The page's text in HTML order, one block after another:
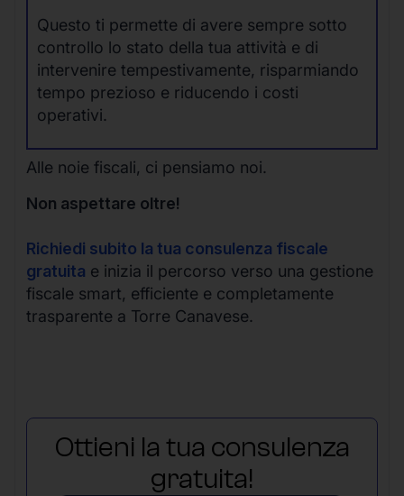
Questo ti permette di avere sempre sotto
controllo lo stato della tua attività e di
intervenire tempestivamente, risparmiando
tempo prezioso e riducendo i costi
operativi.
Alle noie fiscali, ci pensiamo noi.
Non aspettare oltre!
Richiedi subito la tua consulenza fiscale
gratuita e inizia il percorso verso una gestione
fiscale smart, efficiente e completamente
trasparente a Torre Canavese.
Ottieni la tua consulenza
gratuita!